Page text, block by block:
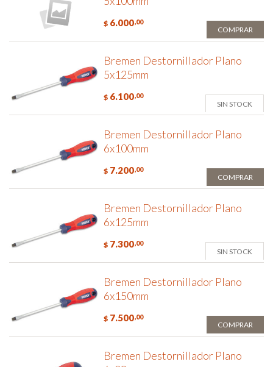
$ 6.000,00
COMPRAR
Bremen Destornillador Plano
5x125mm
$ 6.100,00
SIN STOCK
Bremen Destornillador Plano
6x100mm
$ 7.200,00
COMPRAR
Bremen Destornillador Plano
6x125mm
$ 7.300,00
SIN STOCK
Bremen Destornillador Plano
6x150mm
$ 7.500,00
COMPRAR
Bremen Destornillador Plano